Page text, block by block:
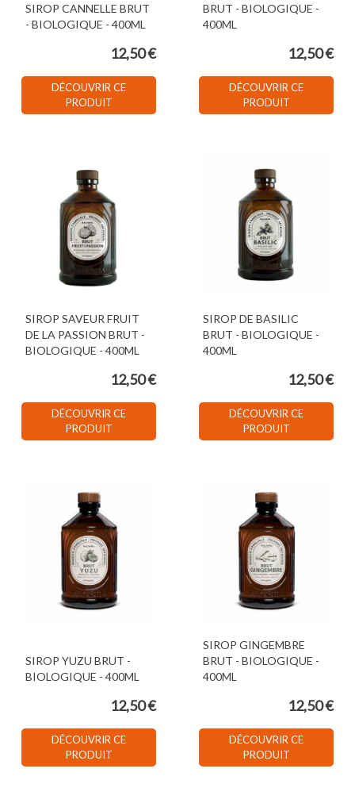
SIROP CANNELLE BRUT
- BIOLOGIQUE - 400ML
12,50 €
DÉCOUVRIR CE
PRODUIT
BRUT - BIOLOGIQUE -
400ML
12,50 €
DÉCOUVRIR CE
PRODUIT
SIROP SAVEUR FRUIT
DE LA PASSION BRUT -
BIOLOGIQUE - 400ML
12,50 €
DÉCOUVRIR CE
PRODUIT
SIROP DE BASILIC
BRUT - BIOLOGIQUE -
400ML
12,50 €
DÉCOUVRIR CE
PRODUIT
SIROP YUZU BRUT -
BIOLOGIQUE - 400ML
12,50 €
DÉCOUVRIR CE
PRODUIT
SIROP GINGEMBRE
BRUT - BIOLOGIQUE -
400ML
12,50 €
DÉCOUVRIR CE
PRODUIT